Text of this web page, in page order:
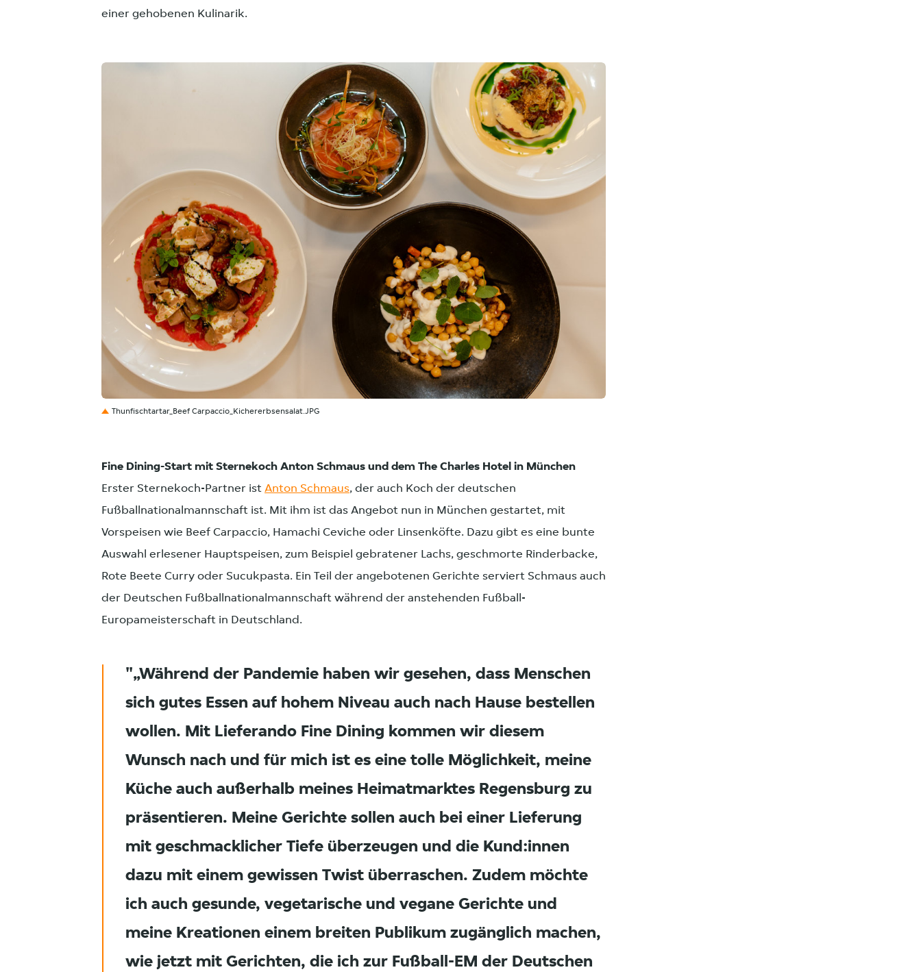
einer gehobenen Kulinarik.
JPG
Thunfischtartar_Beef Carpaccio_Kichererbsensalat.JPG
Fine Dining-Start mit Sternekoch Anton Schmaus und dem The Charles Hotel in München
Erster Sternekoch-Partner ist Anton Schmaus, der auch Koch der deutschen
Fußballnationalmannschaft ist. Mit ihm ist das Angebot nun in München gestartet, mit
Vorspeisen wie Beef Carpaccio, Hamachi Ceviche oder Linsenköfte. Dazu gibt es eine bunte
Auswahl erlesener Hauptspeisen, zum Beispiel gebratener Lachs, geschmorte Rinderbacke,
Rote Beete Curry oder Sucukpasta. Ein Teil der angebotenen Gerichte serviert Schmaus auch
der Deutschen Fußballnationalmannschaft während der anstehenden Fußball-
Europameisterschaft in Deutschland.
„Während der Pandemie haben wir gesehen, dass Menschen
sich gutes Essen auf hohem Niveau auch nach Hause bestellen
wollen. Mit Lieferando Fine Dining kommen wir diesem
Wunsch nach und für mich ist es eine tolle Möglichkeit, meine
Küche auch außerhalb meines Heimatmarktes Regensburg zu
präsentieren. Meine Gerichte sollen auch bei einer Lieferung
mit geschmacklicher Tiefe überzeugen und die Kund:innen
dazu mit einem gewissen Twist überraschen. Zudem möchte
ich auch gesunde, vegetarische und vegane Gerichte und
meine Kreationen einem breiten Publikum zugänglich machen,
wie jetzt mit Gerichten, die ich zur Fußball-EM der Deutschen